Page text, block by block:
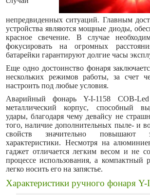
непредвиденных ситуаций. Главным
устройства являются мощные диоды,
красное свечение. В случае
фокусировать на огромных
батарейки гарантируют долгие часы
Еще одно достоинство фонаря
нескольких режимов работы, за счет
настроить под любые условия.
Аварийный фонарь Y-I-1158 COB-
металлический корпус, способный
удары, благодаря чему девайсу не
того, наличие дополнительных пыле- и
свойств значительно повышают
характеристики. Несмотря на
гаджет отличается легким весом и не
процессе использования, а компактный
легко носить его на запястье.
Характеристики ручного фонаря Y-